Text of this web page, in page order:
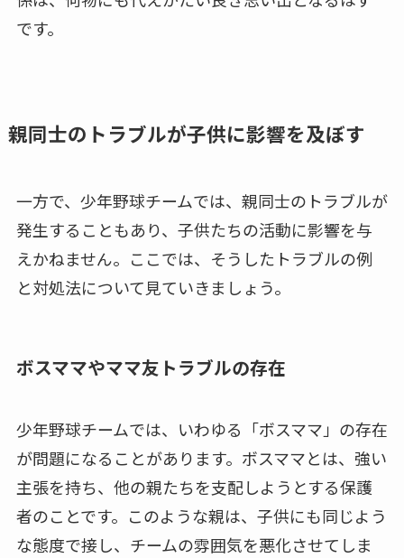
です。
親同士のトラブルが子供に影響を及ぼす
一方で、少年野球チームでは、親同士のトラブルが
発生することもあり、子供たちの活動に影響を与
えかねません。ここでは、そうしたトラブルの例
と対処法について見ていきましょう。
ボスママやママ友トラブルの存在
少年野球チームでは、いわゆる「ボスママ」の存在
が問題になることがあります。ボスママとは、強い
主張を持ち、他の親たちを支配しようとする保護
者のことです。このような親は、子供にも同じよう
な態度で接し、チームの雰囲気を悪化させてしま